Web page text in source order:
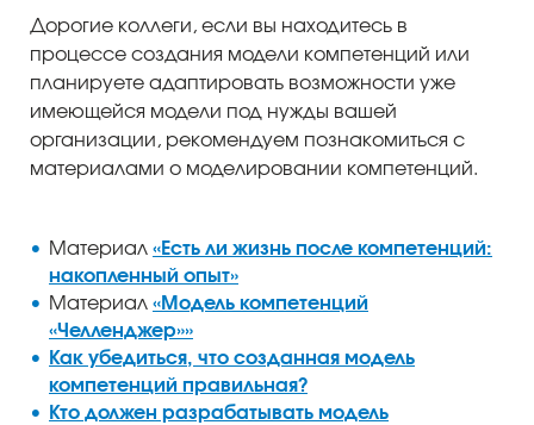
уровень
Дорогие коллеги, если вы находитесь в
процессе создания модели компетенций или
планируете адаптировать возможности уже
имеющейся модели под нужды вашей
организации, рекомендуем познакомиться с
материалами о моделировании компетенций.
Материал «Есть ли жизнь после компетенций:
накопленный опыт»
Материал «Модель компетенций
«Челленджер»»
Как убедиться, что созданная модель
компетенций правильная?
Кто должен разрабатывать модель